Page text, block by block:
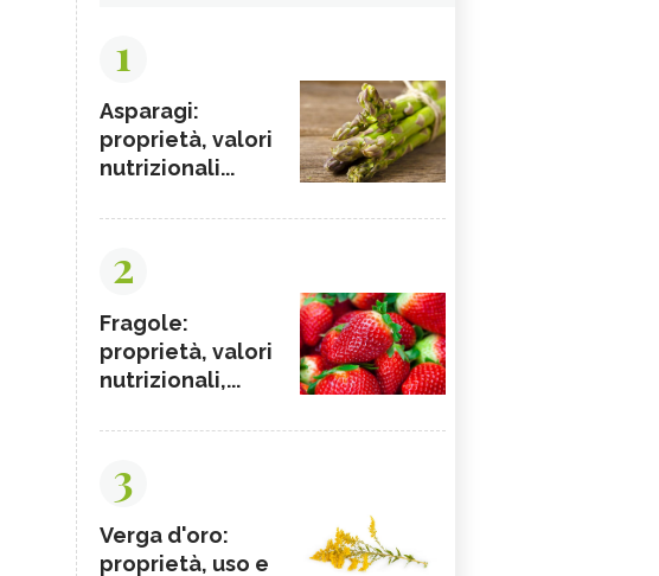
1
Asparagi:
proprietà, valori
nutrizionali...
2
Fragole:
proprietà, valori
nutrizionali,...
3
Verga d'oro:
proprietà, uso e